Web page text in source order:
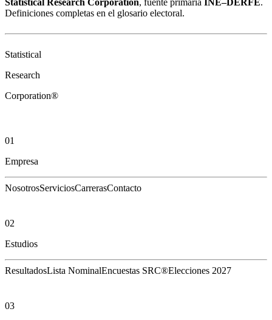
Statistical Research Corporation, fuente primaria INE–DERFE.
Definiciones completas en el glosario electoral.
Statistical
Research
Corporation®
01
Empresa
NosotrosServiciosCarrerasContacto
02
Estudios
ResultadosLista NominalEncuestas SRC®Elecciones 2027
03